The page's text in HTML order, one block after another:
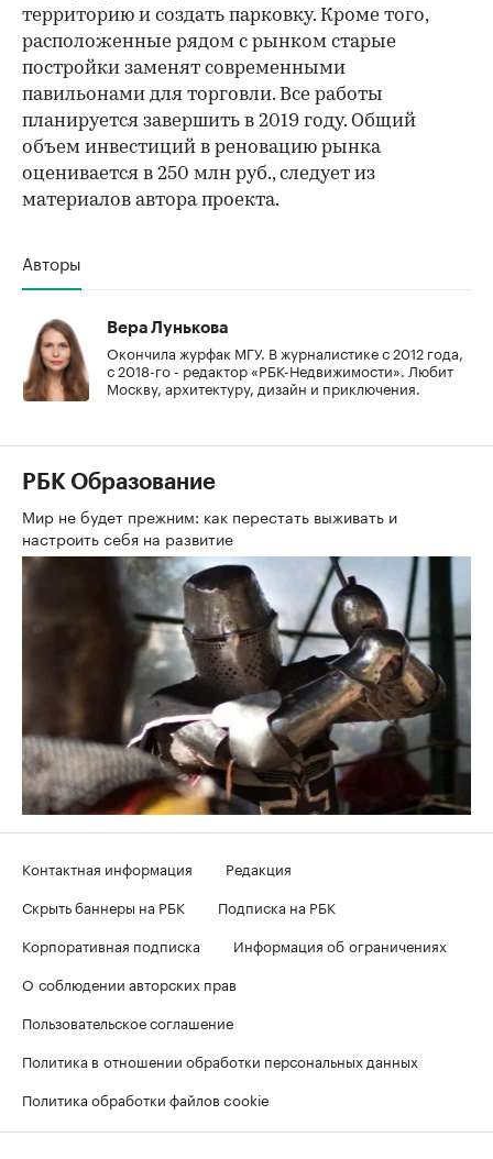
территорию и создать парковку. Кроме того,
расположенные рядом с рынком старые
постройки заменят современными
павильонами для торговли. Все работы
планируется завершить в 2019 году. Общий
объем инвестиций в реновацию рынка
оценивается в 250 млн руб., следует из
материалов автора проекта.
Авторы
Вера Лунькова
Окончила журфак МГУ. В журналистике с 2012 года,
с 2018-го - редактор «РБК-Недвижимости». Любит
Москву, архитектуру, дизайн и приключения.
РБК Образование
Мир не будет прежним: как перестать выживать и
настроить себя на развитие
Контактная информация
Редакция
Скрыть баннеры на РБК
Подписка на РБК
Корпоративная подписка
Информация об ограничениях
О соблюдении авторских прав
Пользовательское соглашение
Политика в отношении обработки персональных данных
Политика обработки файлов cookie